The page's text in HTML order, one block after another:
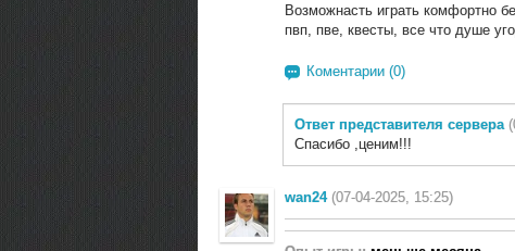
Возможнасть играть комфортно
пвп, пве, квесты, все что душе
Коментарии (0)
Ответ представителя сервера
Спасибо ,ценим!!!
wan24 (07-04-2025, 15:25)